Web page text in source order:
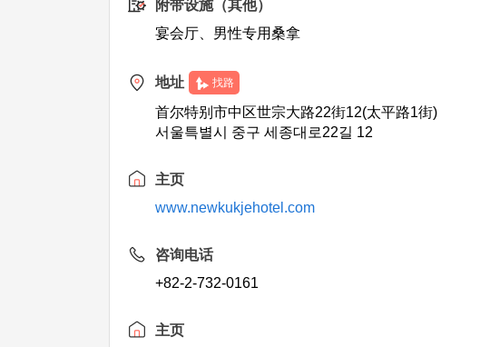
附带设施（其他）
宴会厅、男性专用桑拿
地址 找路
首尔特别市中区世宗大路22街12(太平路1街)
서울특별시 중구 세종대로22길 12
主页
www.newkukjehotel.com
咨询电话
+82-2-732-0161
主页